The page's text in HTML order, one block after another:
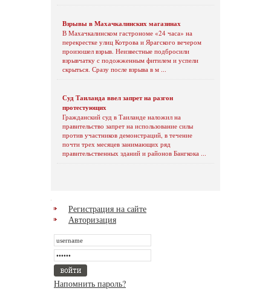
Взрывы в Махачкалинских магазинах
В Махачкалинском гастрономе «24 часа» на
перекрестке улиц Котрова и Ярагского вечером
произошел взрыв. Неизвестные подбросили
взрывчатку с подожженным фитилем и успели
скрыться. Сразу после взрыва в м ...
Суд Таиланда ввел запрет на разгон
протестующих
Гражданский суд в Таиланде наложил на
правительство запрет на использование силы
против участников демонстраций, в течение
почти трех месяцев занимающих ряд
правительственных зданий и районов Бангкока ...
Регистрация на сайте
Авторизация
Напомнить пароль?